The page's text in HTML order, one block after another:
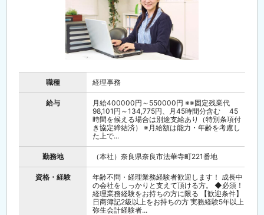
職種 経理事務
給与
月給400000円～550000円 ※※固定残業代
98,101円～134,775円、月45時間分含む 45
時間を候える場合は別途支給あり（特別条項付
き協定締結済） ※月給額は能力・年齢を考慮し
た上で...
勤務地 （本社）奈良県奈良市法華寺町221番地
資格・経験
年齢不問・経理業務経験者歓迎します！ 成長中
の会社をしっかりと支えて頂ける方。 ◆必須！
経理業務経験をお持ちの方に限る 【歓迎条件】
日商簿記2級以上をお持ちの方 実務経験5年以上
弥生会計経験者...